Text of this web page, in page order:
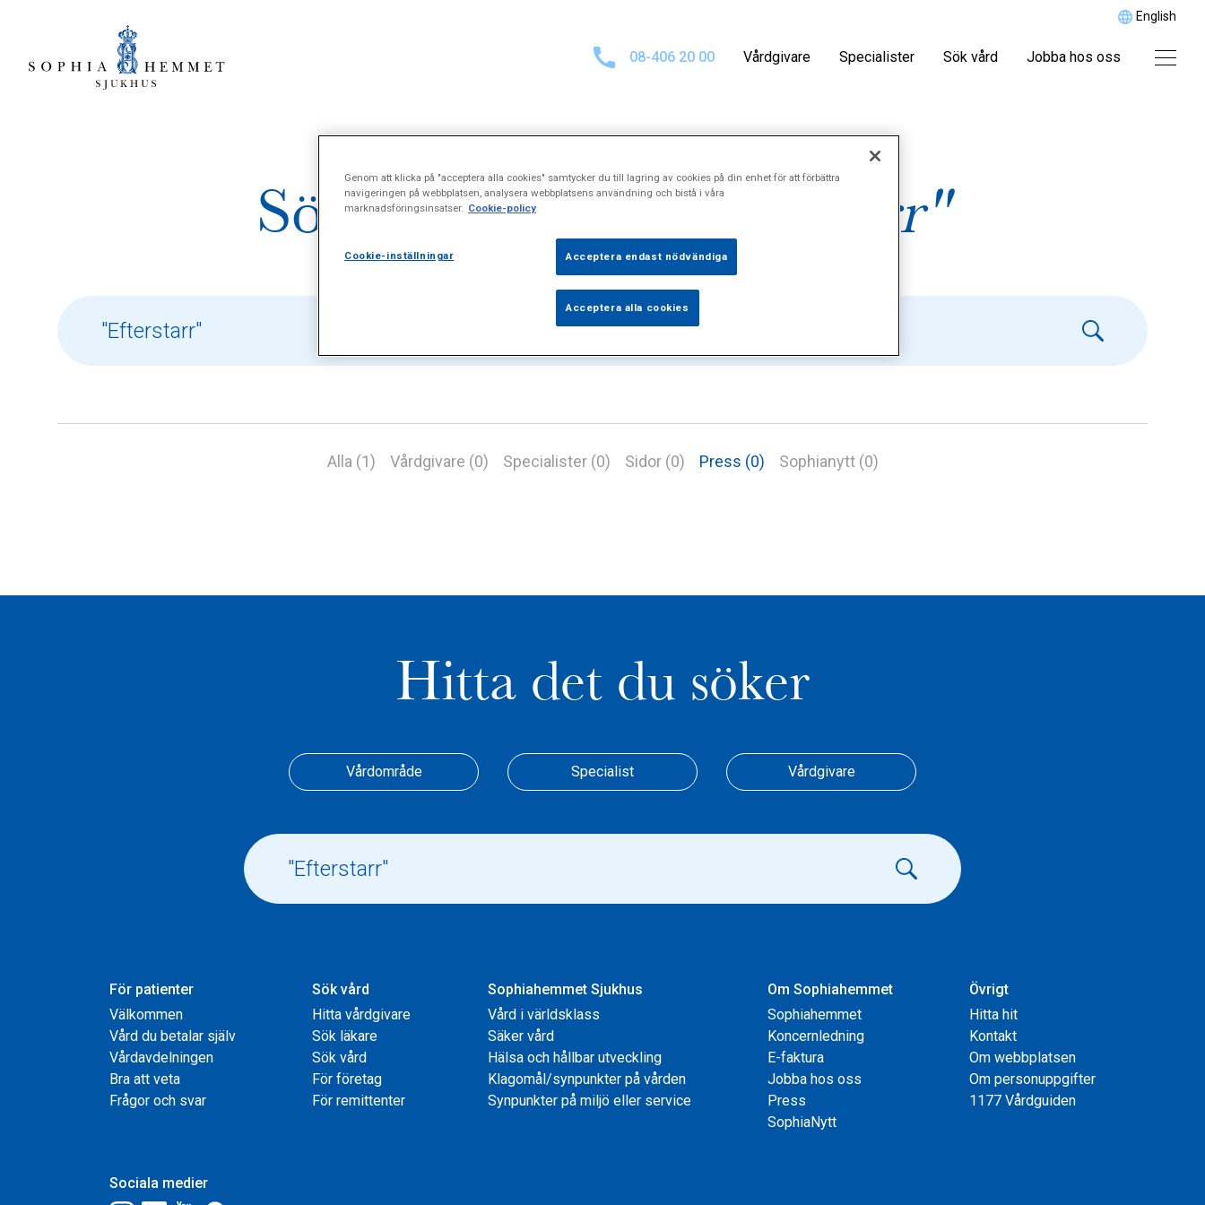
English
08-406 20 00 Vårdgivare Specialister Sök vård Jobba hos oss
Sökresultat för"Efterstarr"
Alla (1) Vårdgivare (0) Specialister (0) Sidor (0) Press (0) Sophianytt (0)
Hitta det du söker
Vårdområde Specialist Vårdgivare
För patienter
Välkommen
Vård du betalar själv
Vårdavdelningen
Bra att veta
Frågor och svar
Sök vård
Hitta vårdgivare
Sök läkare
Sök vård
För företag
För remittenter
Sophiahemmet Sjukhus
Vård i världsklass
Säker vård
Hälsa och hållbar utveckling
Klagomål/synpunkter på vården
Synpunkter på miljö eller service
Om Sophiahemmet
Sophiahemmet
Koncernledning
E-faktura
Jobba hos oss
Press
SophiaNytt
Övrigt
Hitta hit
Kontakt
Om webbplatsen
Om personuppgifter
1177 Vårdguiden
Sociala medier
Genom att klicka på "acceptera alla cookies" samtycker du till lagring av cookies på din enhet för att förbättra
navigeringen på webbplatsen, analysera webbplatsens användning och bistå i våra
marknadsföringsinsatser. Cookie-policy
Cookie-inställningar Acceptera endast nödvändiga
Acceptera alla cookies